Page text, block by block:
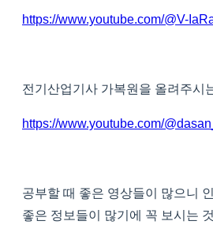
https://www.youtube.com/@V-
전기산업기사 가복원을 올려주시
https://www.youtube.com/
공부할 때 좋은 영상들이 많으니
좋은 정보들이 많기에 꼭 보시는